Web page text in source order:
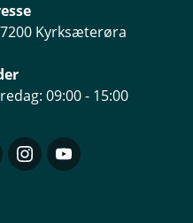
Kyrksæterøra
09:00 - 15:00